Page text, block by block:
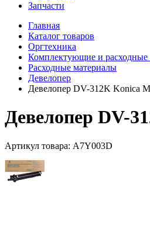
Запчасти
Главная
Каталог товаров
Оргтехника
Комплектующие и расходные
Расходные материалы
Девелопер
Девелопер DV-312K Konica
Девелопер DV-
Артикул товара: A7Y003D